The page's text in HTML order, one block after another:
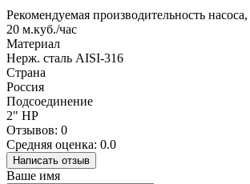
Рекомендуемая производительность
20 м.куб./час
Материал
Нерж. cталь AISI-316
Страна
Россия
Подсоединение
2" НР
Отзывов: 0
Средняя оценка: 0.0
Написать отзыв
Ваше имя